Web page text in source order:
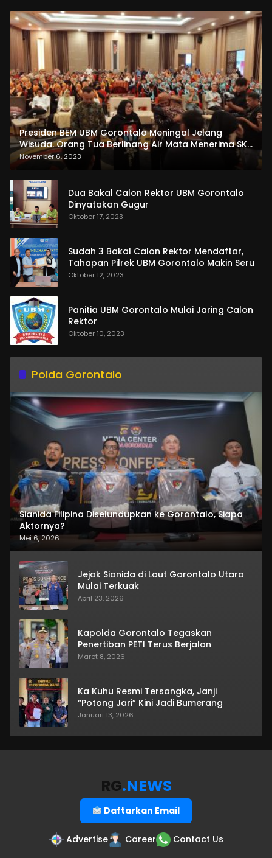
Presiden BEM UBM Gorontalo Meningal Jelang
Wisuda. Orang Tua Berlinang Air Mata Menerima SKL
dan Pemasangan Salempang
November 6, 2023
Dua Bakal Calon Rektor UBM Gorontalo
Dinyatakan Gugur
Oktober 17, 2023
Sudah 3 Bakal Calon Rektor Mendaftar,
Tahapan Pilrek UBM Gorontalo Makin Seru
Oktober 12, 2023
Panitia UBM Gorontalo Mulai Jaring Calon
Rektor
Oktober 10, 2023
Polda Gorontalo
Sianida Filipina Diselundupkan ke Gorontalo, Siapa
Aktornya?
Mei 6, 2026
Jejak Sianida di Laut Gorontalo Utara
Mulai Terkuak
April 23, 2026
Kapolda Gorontalo Tegaskan
Penertiban PETI Terus Berjalan
Maret 8, 2026
Ka Kuhu Resmi Tersangka, Janji
“Potong Jari” Kini Jadi Bumerang
Januari 13, 2026
RG.NEWS
Daftarkan Email
Advertise Career Contact Us